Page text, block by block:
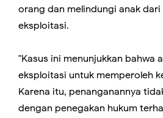
orang dan melindungi anak
eksploitasi.
"Kasus ini menunjukkan bahwa
eksploitasi untuk memperoleh
Karena itu, penanganannya
dengan penegakan hukum